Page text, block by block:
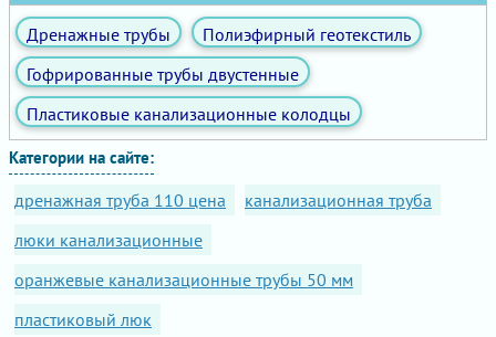
Дренажные трубы
Полиэфирный геотекстиль
Гофрированные трубы двустенные
Пластиковые канализационные колодцы
Категории на сайте:
дренажная труба 110 цена
канализационная труба
люки канализационные
оранжевые канализационные трубы 50 мм
пластиковый люк